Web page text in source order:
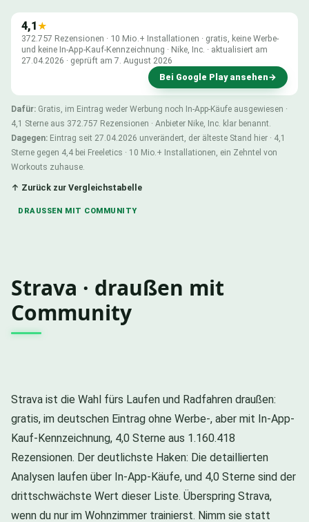
4,1★
372.757 Rezensionen · 10 Mio.+ Installationen · gratis, keine Werbe-
und keine In-App-Kauf-Kennzeichnung · Nike, Inc. · aktualisiert am
27.04.2026 · geprüft am 7. August 2026
Bei Google Play ansehen→
Dafür: Gratis, im Eintrag weder Werbung noch In-App-Käufe ausgewiesen ·
4,1 Sterne aus 372.757 Rezensionen · Anbieter Nike, Inc. klar benannt.
Dagegen: Eintrag seit 27.04.2026 unverändert, der älteste Stand hier · 4,1
Sterne gegen 4,4 bei Freeletics · 10 Mio.+ Installationen, ein Zehntel von
Workouts zuhause.
↑ Zurück zur Vergleichstabelle
DRAUSSEN MIT COMMUNITY
Strava · draußen mit
Community
Strava ist die Wahl fürs Laufen und Radfahren draußen:
gratis, im deutschen Eintrag ohne Werbe-, aber mit In-App-
Kauf-Kennzeichnung, 4,0 Sterne aus 1.160.418
Rezensionen. Der deutlichste Haken: Die detaillierten
Analysen laufen über In-App-Käufe, und 4,0 Sterne sind der
drittschwächste Wert dieser Liste. Überspring Strava,
wenn du nur im Wohnzimmer trainierst. Nimm sie statt